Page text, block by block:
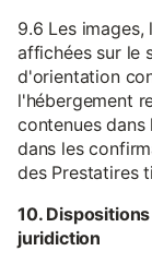
9.6 Les
affichées sur le
d'orientation
l'hébergement
contenues
dans les
des Prestatires
10.
juridiction